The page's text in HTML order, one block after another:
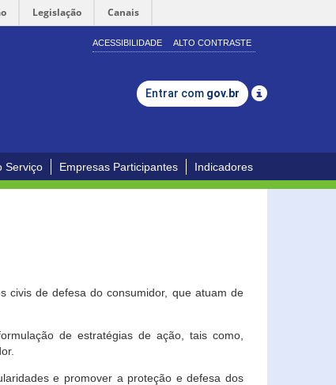
Legislação Canais
ACESSIBILIDADE ALTO CONTRASTE
Entrar com gov.br
Serviço Empresas Participantes Indicadores
civis de defesa do consumidor, que atuam de
de estratégias de ação, tais como,
e promover a proteção e defesa dos